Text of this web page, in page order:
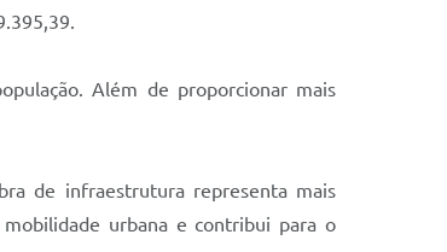
Além de proporcionar mais
de infraestrutura representa mais
urbana e contribui para o